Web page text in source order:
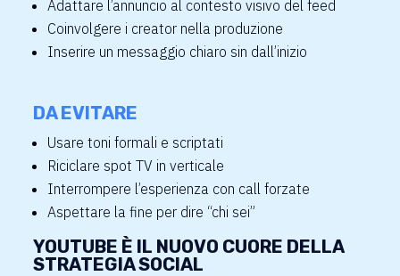
Adattare l’annuncio al contesto visivo del feed
Coinvolgere i creator nella produzione
Inserire un messaggio chiaro sin dall’inizio
DA EVITARE
Usare toni formali e scriptati
Riciclare spot TV in verticale
Interrompere l’esperienza con call forzate
Aspettare la fine per dire “chi sei”
YOUTUBE È IL NUOVO CUORE DELLA
STRATEGIA SOCIAL